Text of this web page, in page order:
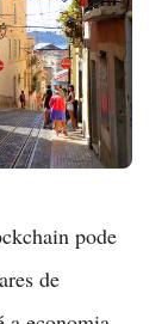
pode
de